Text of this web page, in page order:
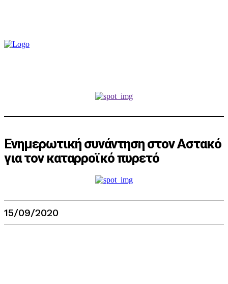
Ενημερωτική συνάντηση στον Αστακό
για τον καταρροϊκό πυρετό
15/09/2020